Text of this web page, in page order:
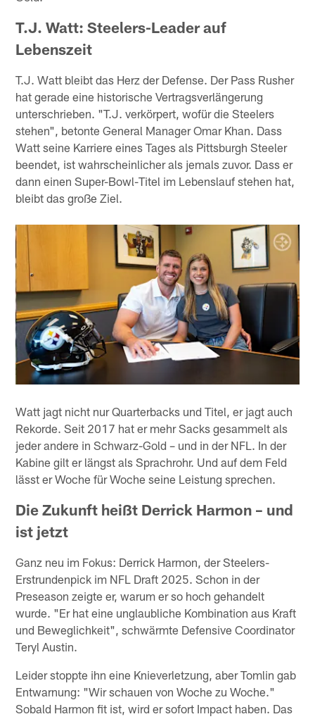
T.J. Watt: Steelers-Leader auf
Lebenszeit
T.J. Watt bleibt das Herz der Defense. Der Pass Rusher
hat gerade eine historische Vertragsverlängerung
unterschrieben. "T.J. verkörpert, wofür die Steelers
stehen", betonte General Manager Omar Khan. Dass
Watt seine Karriere eines Tages als Pittsburgh Steeler
beendet, ist wahrscheinlicher als jemals zuvor. Dass er
dann einen Super-Bowl-Titel im Lebenslauf stehen hat,
bleibt das große Ziel.
Watt jagt nicht nur Quarterbacks und Titel, er jagt auch
Rekorde. Seit 2017 hat er mehr Sacks gesammelt als
jeder andere in Schwarz-Gold – und in der NFL. In der
Kabine gilt er längst als Sprachrohr. Und auf dem Feld
lässt er Woche für Woche seine Leistung sprechen.
Die Zukunft heißt Derrick Harmon – und
ist jetzt
Ganz neu im Fokus: Derrick Harmon, der Steelers-
Erstrundenpick im NFL Draft 2025. Schon in der
Preseason zeigte er, warum er so hoch gehandelt
wurde. "Er hat eine unglaubliche Kombination aus Kraft
und Beweglichkeit", schwärmte Defensive Coordinator
Teryl Austin.
Leider stoppte ihn eine Knieverletzung, aber Tomlin gab
Entwarnung: "Wir schauen von Woche zu Woche."
Sobald Harmon fit ist, wird er sofort Impact haben. Das